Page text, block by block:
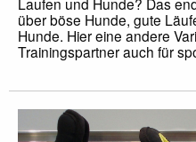
über böse Hunde, gute
Hunde. Hier eine andere
Trainingspartner auch für